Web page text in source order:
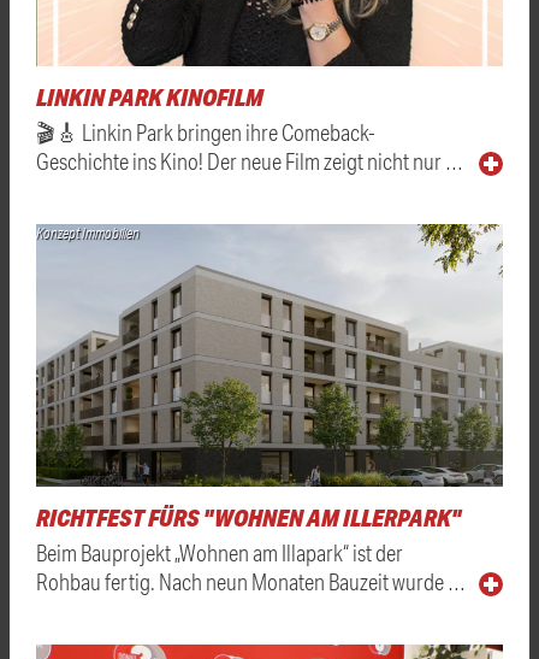
LINKIN PARK KINOFILM
🎬🎸 Linkin Park bringen ihre Comeback-
Geschichte ins Kino! Der neue Film zeigt nicht nur …
Konzept Immobilien
RICHTFEST FÜRS "WOHNEN AM ILLERPARK"
Beim Bauprojekt „Wohnen am Illapark“ ist der
Rohbau fertig. Nach neun Monaten Bauzeit wurde …